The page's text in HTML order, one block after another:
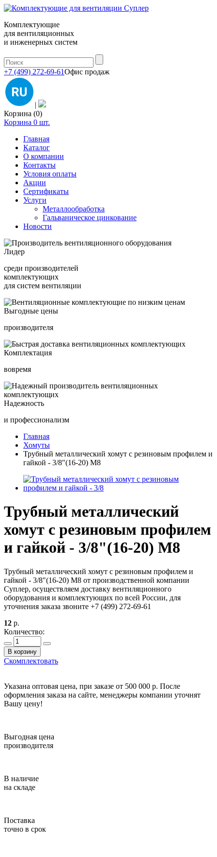
Комплектующие
для вентиляционных
и инженерных систем
+7 (499) 272-69-61Офис продаж
|
Корзина (0)
Корзина 0 шт.
Главная
Каталог
О компании
Контакты
Условия оплаты
Акции
Сертификаты
Услуги
Металлообработка
Гальваническое цинкование
Новости
Лидер
среди производителей
комплектующих
для систем вентиляции
Выгодные цены
производителя
Комплектация
вовремя
Надежность
и профессионализм
Главная
Хомуты
Трубный металлический хомут с резиновым профилем и
гайкой - 3/8"(16-20) М8
Трубный металлический
хомут с резиновым профилем
и гайкой - 3/8"(16-20) М8
Трубный металлический хомут с резиновым профилем и
гайкой - 3/8"(16-20) М8 от производственной компании
Суплер, осуществляем доставку вентиляционного
оборудования и комплектующих по всей России, для
уточнения заказа звоните +7 (499) 272-69-61
12 р.
Количество:
В корзину
Скомплектовать
Указана оптовая цена, при заказе от 500 000 р. После
оформления заказа на сайте, менеджеры компании уточнят
Вашу цену!
Выгодная цена
производителя
В наличие
на складе
Поставка
точно в срок